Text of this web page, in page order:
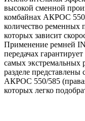
высокой сменной
комбайнах АКРОС 550
количество ременных
которых зависит
Применение ремней
передачах
самых экстремальных
разделе
АКРОС 550/585
которых легко